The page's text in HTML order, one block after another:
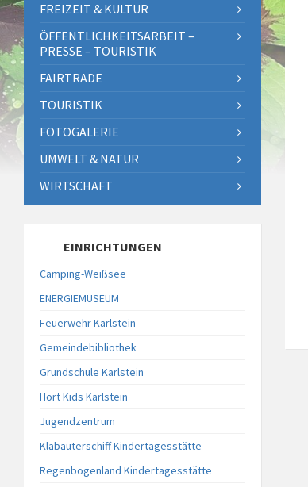
FREIZEIT & KULTUR
ÖFFENTLICHKEITSARBEIT –
PRESSE – TOURISTIK
FAIRTRADE
TOURISTIK
FOTOGALERIE
UMWELT & NATUR
WIRTSCHAFT
EINRICHTUNGEN
Camping-Weißsee
ENERGIEMUSEUM
Feuerwehr Karlstein
Gemeindebibliothek
Grundschule Karlstein
Hort Kids Karlstein
Jugendzentrum
Klabauterschiff Kindertagesstätte
Regenbogenland Kindertagesstätte